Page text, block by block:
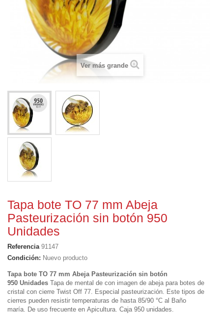
Ver más grande
Tapa bote TO 77 mm Abeja
Pasteurización sin botón 950
Unidades
Referencia 91147
Condición: Nuevo producto
Tapa bote TO 77 mm Abeja Pasteurización sin botón
950 Unidades Tapa de mental de con imagen de abeja para botes de
cristal con cierre Twist Off 77. Especial pasteurización. Este tipos de
cierres pueden resistir temperaturas de hasta 85/90 °C al Baño
maría. De uso frecuente en Apicultura. Caja 950 unidades.